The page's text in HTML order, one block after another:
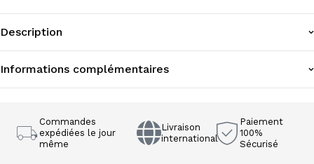
Description
Informations complémentaires
Commandes
expédiées le jour
même
Livraison
international
Paiement
100%
Sécurisé